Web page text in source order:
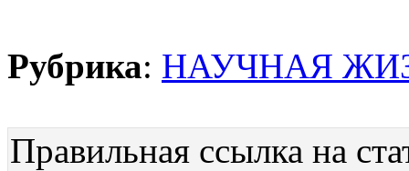
Рубрика: НАУЧНАЯ
Правильная ссылка на